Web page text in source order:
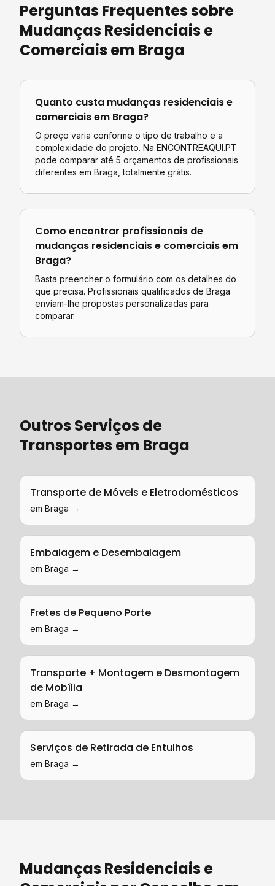
Perguntas Frequentes sobre
Mudanças Residenciais e
Comerciais em Braga
Quanto custa mudanças residenciais e
comerciaisem Braga?
O preço varia conforme o tipo de trabalho e a
complexidade do projeto. Na ENCONTREAQUI.PT
pode comparar até 5 orçamentos de profissionais
diferentes em Braga , totalmente grátis.
Como encontrar profissionais de
mudanças residenciais e comerciaisem
Braga?
Basta preencher o formulário com os detalhes do
que precisa. Profissionais qualificados de Braga
enviam-lhe propostas personalizadas para
comparar.
Outros Serviços de
Transportes em Braga
Transporte de Móveis e Eletrodomésticos
em Braga →
Embalagem e Desembalagem
em Braga →
Fretes de Pequeno Porte
em Braga →
Transporte + Montagem e Desmontagem
de Mobília
em Braga →
Serviços de Retirada de Entulhos
em Braga →
Mudanças Residenciais e